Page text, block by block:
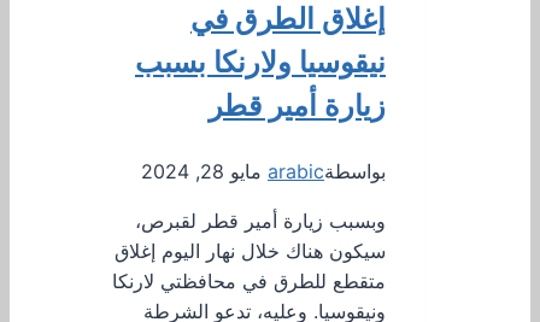
إغلاق الطرق في
نيقوسيا ولارنكا بسبب
زيارة أمير قطر
بواسطةarabic مايو 28, 2024
وبسبب زيارة أمير قطر لقبرص،
سيكون هناك خلال نهار اليوم إغلاق
متقطع للطرق في محافظتي لارنكا
ونيقوسيا. وعليه، تدعو الشرطة